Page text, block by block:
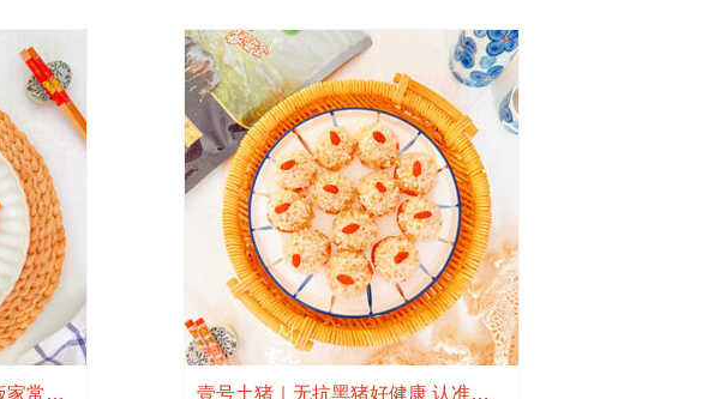
板栗烧鸡的神仙做法❗❗巨下饭家常菜，香哭全家 壹号土猪｜无抗黑猪好健康 认准壹号肉更香